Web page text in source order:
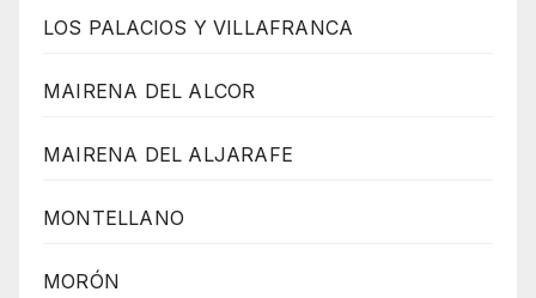
LOS PALACIOS Y VILLAFRANCA
MAIRENA DEL ALCOR
MAIRENA DEL ALJARAFE
MONTELLANO
MORÓN